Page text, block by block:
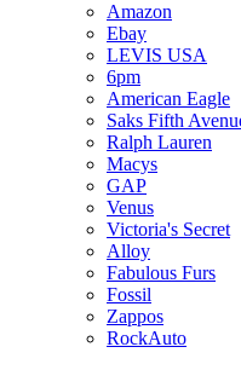
Amazon
Ebay
LEVIS USA
6pm
American Eagle
Saks Fifth
Ralph Lauren
Macys
GAP
Venus
Victoria's Secret
Alloy
Fabulous Furs
Fossil
Zappos
RockAuto